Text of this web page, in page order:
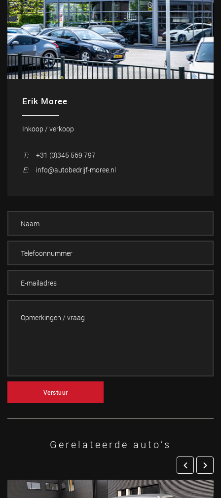
Erik Moree
Inkoop / verkoop
T:
+31 (0)345 569 797
E:
info@autobedrijf-moree.nl
Verstuur
Gerelateerde auto’s